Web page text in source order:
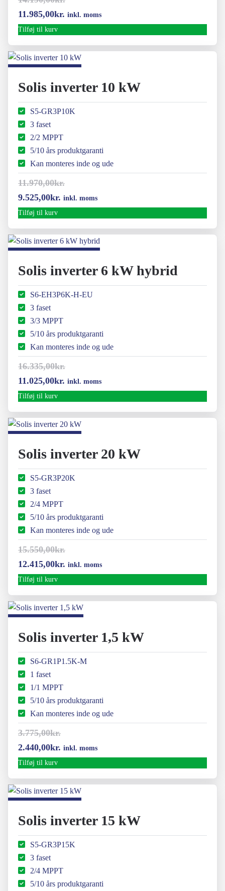
Den
oprindelige
var:
11.985,00kr. Den
er:
inkl. moms
Tilføj til kurv
Solis inverter 10 kW
S5-GR3P10K
3 faset
2/2 MPPT
5/10 års produktgaranti
Kan monteres inde og ude
11.970,00kr.
Den
oprindelige
var:
9.525,00kr. Den
er:
inkl. moms
Tilføj til kurv
Solis inverter 6 kW hybrid
S6-EH3P6K-H-EU
3 faset
3/3 MPPT
5/10 års produktgaranti
Kan monteres inde og ude
16.335,00kr.
Den
oprindelige
var:
11.025,00kr. Den
er:
inkl. moms
Tilføj til kurv
Solis inverter 20 kW
S5-GR3P20K
3 faset
2/4 MPPT
5/10 års produktgaranti
Kan monteres inde og ude
15.550,00kr.
Den
oprindelige
var:
12.415,00kr. Den
er:
inkl. moms
Tilføj til kurv
Solis inverter 1,5 kW
S6-GR1P1.5K-M
1 faset
1/1 MPPT
5/10 års produktgaranti
Kan monteres inde og ude
3.775,00kr.
Den
oprindelige
var:
2.440,00kr. Den
er:
inkl. moms
Tilføj til kurv
Solis inverter 15 kW
S5-GR3P15K
3 faset
2/4 MPPT
5/10 års produktgaranti